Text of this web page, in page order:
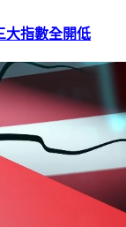
大指數全開低